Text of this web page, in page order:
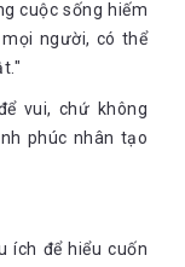
cuộc sống hiếm
người, có thể
vui, chứ không
phúc nhân tạo
ích để hiểu cuốn